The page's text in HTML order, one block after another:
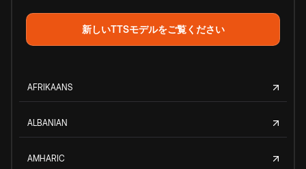
新しいTTSモデルをご覧ください
AFRIKAANS
ALBANIAN
AMHARIC